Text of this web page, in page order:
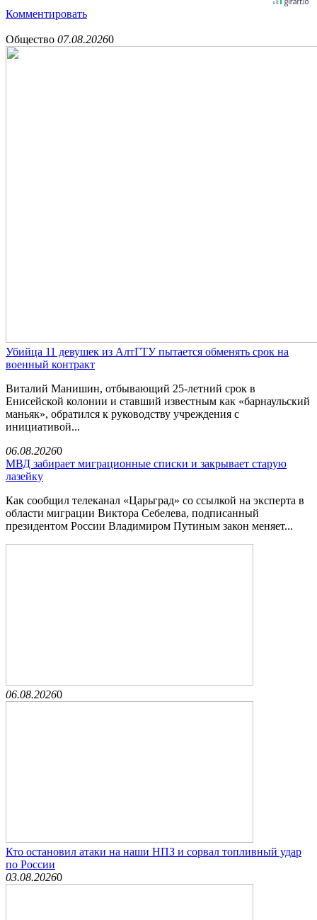
Комментировать
Общество 07.08.20260
Убийца 11 девушек из АлтГТУ пытается обменять срок на
военный контракт
Виталий Манишин, отбывающий 25-летний срок в
Енисейской колонии и ставший известным как «барнаульский
маньяк», обратился к руководству учреждения с
инициативой...
06.08.20260
МВД забирает миграционные списки и закрывает старую
лазейку
Как сообщил телеканал «Царьград» со ссылкой на эксперта в
области миграции Виктора Себелева, подписанный
президентом России Владимиром Путиным закон меняет...
06.08.20260
Кто остановил атаки на наши НПЗ и сорвал топливный удар
по России
03.08.20260